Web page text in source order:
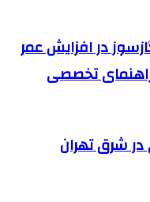
در افزایش عمر
تخصصی
شرق تهران